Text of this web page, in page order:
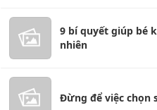
9 bí quyết giúp bé
nhiên
Đừng để việc chọn